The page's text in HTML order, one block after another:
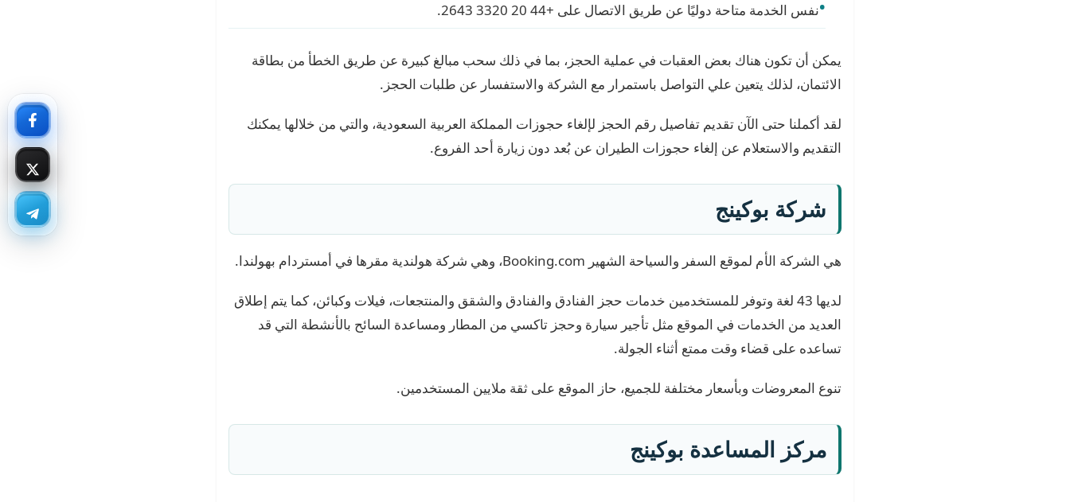
نفس الخدمة متاحة دوليًا عن طريق الاتصال على +44 20 3320 2643.
يمكن أن تكون هناك بعض العقبات في عملية الحجز، بما في ذلك سحب مبالغ كبيرة عن طريق الخطأ من بطاقة
الائتمان، لذلك يتعين علي التواصل باستمرار مع الشركة والاستفسار عن طلبات الحجز.
لقد أكملنا حتى الآن تقديم تفاصيل رقم الحجز لإلغاء حجوزات المملكة العربية السعودية، والتي من خلالها يمكنك
التقديم والاستعلام عن إلغاء حجوزات الطيران عن بُعد دون زيارة أحد الفروع.
شركة بوكينج
هي الشركة الأم لموقع السفر والسياحة الشهير Booking.com، وهي شركة هولندية مقرها في أمستردام بهولندا.
لديها 43 لغة وتوفر للمستخدمين خدمات حجز الفنادق والفنادق والشقق والمنتجعات، فيلات وكبائن، كما يتم إطلاق
العديد من الخدمات في الموقع مثل تأجير سيارة وحجز تاكسي من المطار ومساعدة السائح بالأنشطة التي قد
تساعده على قضاء وقت ممتع أثناء الجولة.
تنوع المعروضات وبأسعار مختلفة للجميع، حاز الموقع على ثقة ملايين المستخدمين.
مركز المساعدة بوكينج